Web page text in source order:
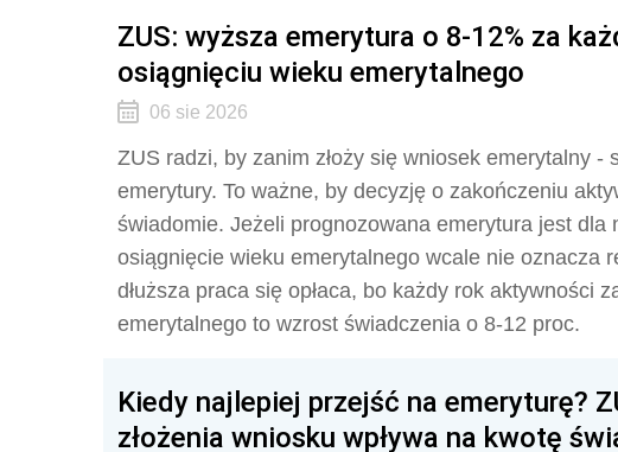
ZUS: wyższa emerytura o 8-12% za
osiągnięciu wieku emerytalnego
06 sie 2026
ZUS radzi, by zanim złoży się wniosek emerytalny
emerytury. To ważne, by decyzję o zakończeniu
świadomie. Jeżeli prognozowana emerytura jest dla
osiągnięcie wieku emerytalnego wcale nie oznacza
dłuższa praca się opłaca, bo każdy rok aktywności
emerytalnego to wzrost świadczenia o 8-12 proc.
Kiedy najlepiej przejść na emeryturę?
złożenia wniosku wpływa na kwotę